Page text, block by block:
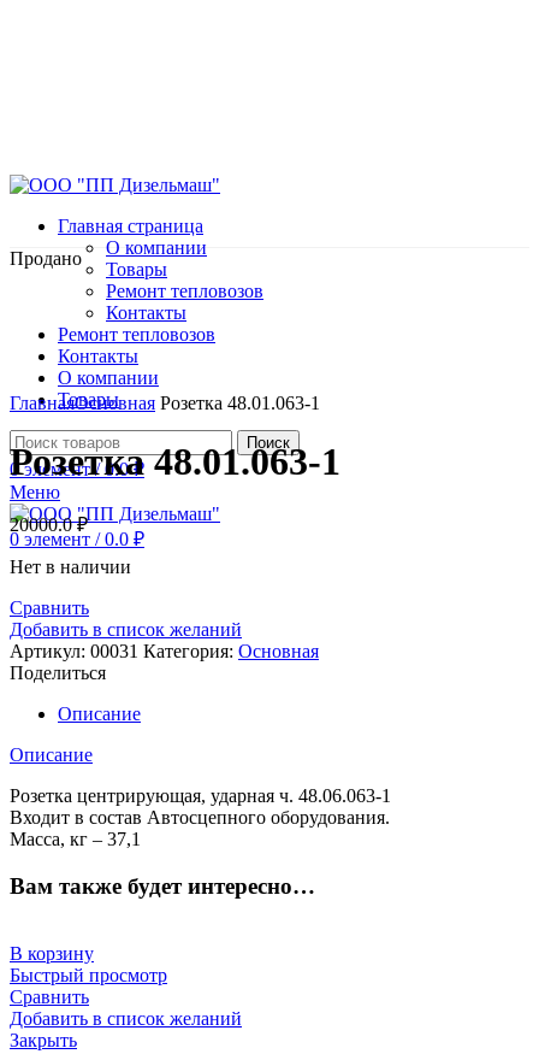
Главная страница
О компании
Товары
Ремонт тепловозов
Контакты
Ремонт тепловозов
Контакты
О компании
Товары
Поиск
0элемент / 0.0₽
Меню
0 элемент / 0.0 ₽
Продано
Нажмите, чтобы увеличить
ГлавнаяОсновная Розетка 48.01.063-1
Розетка 48.01.063-1
20000.0₽
Нет в наличии
Сравнить
Добавить в список желаний
Артикул: 00031 Категория: Основная
Поделиться
Описание
Описание
Розетка центрирующая, ударная ч. 48.06.063-1
Входит в состав Автосцепного оборудования.
Масса, кг – 37,1
Вам также будет интересно…
В корзину
Быстрый просмотр
Сравнить
Добавить в список желаний
Закрыть